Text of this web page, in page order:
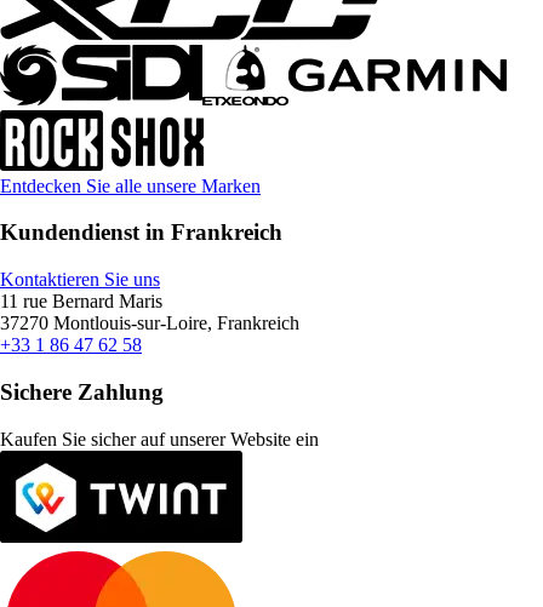
Entdecken Sie alle unsere Marken
Kundendienst in Frankreich
Kontaktieren Sie uns
11 rue Bernard Maris
37270 Montlouis-sur-Loire, Frankreich
+33 1 86 47 62 58
Sichere Zahlung
Kaufen Sie sicher auf unserer Website ein